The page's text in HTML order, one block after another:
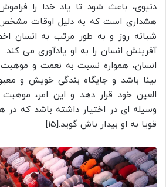
دنیوی، باعث شود تا یاد خدا را
هشداری است که به دلیل اوقات مشخص
شبانه روز و به طور مرتب به انسان
آفرينش انسان را به او یادآوری می
انسان، همواره نسبت به نعمت و
بینا باشد و جایگاه بندگی خویش و
العین خود قرار دهد و اين امر،
وسيله اى در اختيار داشته باشد كه در
قويا به او بيدار باش گويد.[15]